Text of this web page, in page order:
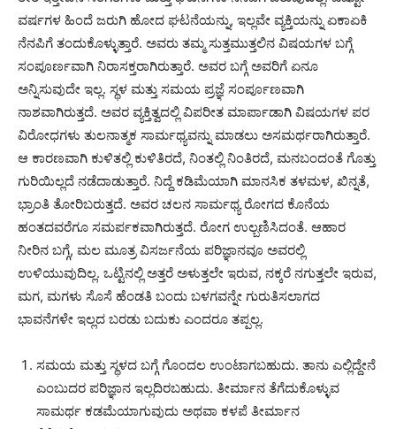
ವರ್ಷಗಳ ಹಿಂದೆ ಜರುಗಿ ಹೋದ ಘಟನೆಯನ್ನು, ಇಲ್ಲವೇ ವ್ಯಕ್ತಿಯನ್ನು ಏಕಾಏಕಿ
ನೆನಪಿಗೆ ತಂದುಕೊಳ್ಳುತ್ತಾರೆ. ಅವರು ತಮ್ಮ ಸುತ್ತಮುತ್ತಲಿನ ವಿಷಯಗಳ ಬಗ್ಗೆ
ಸಂಪೂರ್ಣವಾಗಿ ನಿರಾಸಕ್ತರಾಗಿರುತ್ತಾರೆ. ಅವರ ಬಗ್ಗೆ ಅವರಿಗೆ ಏನೂ
ಅನ್ನಿಸುವುದೇ ಇಲ್ಲ. ಸ್ಥಳ ಮತ್ತು ಸಮಯ ಪ್ರಜ್ಞೆ ಸಂರ್ಪೂಣವಾಗಿ
ನಾಶವಾಗಿರುತ್ತದೆ. ಅವರ ವ್ಯಕ್ತಿತ್ವದಲ್ಲಿ ವಿಪರೀತ ಮಾರ್ಪಾಡಾಗಿ ವಿಷಯಗಳ ಪರ
ವಿರೋಧಗಳು ತುಲನಾತ್ಮಕ ಸಾರ್ಮಥ್ಯವನ್ನು ಮಾಡಲು ಅಸಮರ್ಥರಾಗಿರುತ್ತಾರೆ.
ಆ ಕಾರಣವಾಗಿ ಕುಳಿತಲ್ಲಿ ಕುಳಿತಿರದೆ, ನಿಂತಲ್ಲಿ ನಿಂತಿರದೆ, ಮನಬಂದಂತೆ ಗೊತ್ತು
ಗುರಿಯಿಲ್ಲದೆ ನಡೆದಾಡುತ್ತಾರೆ. ನಿದ್ದೆ ಕಡಿಮೆಯಾಗಿ ಮಾನಸಿಕ ತಳಮಳ, ಖಿನ್ನತೆ,
ಭ್ರಾಂತಿ ತೋರಿಬರುತ್ತದೆ. ಅವರ ಚಲನ ಸಾರ್ಮಥ್ಯ ರೋಗದ ಕೊನೆಯ
ಹಂತದವರೆಗೂ ಸಮರ್ಪಕವಾಗಿರುತ್ತದೆ. ರೋಗ ಉಲ್ಬಣಿಸಿದಂತೆ. ಆಹಾರ
ನೀರಿನ ಬಗ್ಗೆ, ಮಲ ಮೂತ್ರ ವಿಸರ್ಜನೆಯ ಪರಿಜ್ಞಾನವೂ ಅವರಲ್ಲಿ
ಉಳಿಯುವುದಿಲ್ಲ. ಒಟ್ಟಿನಲ್ಲಿ ಅತ್ತರೆ ಅಳುತ್ತಲೇ ಇರುವ, ನಕ್ಕರೆ ನಗುತ್ತಲೇ ಇರುವ,
ಮಗ, ಮಗಳು ಸೊಸೆ ಹೆಂಡತಿ ಬಂದು ಬಳಗವನ್ನೇ ಗುರುತಿಸಲಾಗದ
ಭಾವನೆಗಳೇ ಇಲ್ಲದ ಬರಡು ಬದುಕು ಎಂದರೂ ತಪ್ಪಲ್ಲ.
ಸಮಯ ಮತ್ತು ಸ್ಥಳದ ಬಗ್ಗೆ ಗೊಂದಲ ಉಂಟಾಗಬಹುದು. ತಾನು ಎಲ್ಲಿದ್ದೇನೆ
ಎಂಬುದರ ಪರಿಜ್ಞಾನ ಇಲ್ಲದಿರಬಹುದು. ತೀರ್ಮಾನ ತೆಗೆದುಕೊಳ್ಳುವ
ಸಾಮರ್ಥ ಕಡಮೆಯಾಗುವುದು ಅಥವಾ ಕಳಪೆ ತೀರ್ಮಾನ